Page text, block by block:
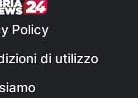
Policy
di utilizzo